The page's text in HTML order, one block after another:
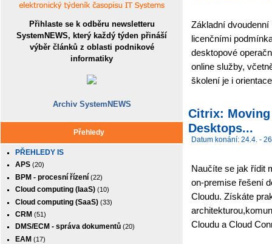
Přihlaste se k odběru newsletteru
SystemNEWS, který každý týden přináší
výběr článků z oblasti podnikové
informatiky
Archiv SystemNEWS
Přehledy
PŘEHLEDY IS
APS (20)
BPM - procesní řízení (22)
Cloud computing (IaaS) (10)
Cloud computing (SaaS) (33)
CRM (51)
DMS/ECM - správa dokumentů (20)
EAM (17)
Základní
licenčními
desktopové
online služby,
školení je i
Citrix:
Desktops...
Datum konání: 24.4. -
Naučíte se jak řídit
on-premise řešení
Cloudu. Získáte
Cloudu a Cloud